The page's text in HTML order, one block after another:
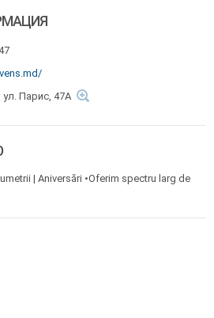
Парис, 47A
| Aniversări •Oferim spectru larg de